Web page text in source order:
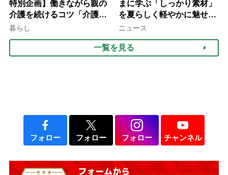
特別企画】働きながら親の
介護を続けるコツ「介護は
10年以上続くことも…3つ
みよう」【社会福祉士解
説】
暮らし
まに学ぶ「しっかり素材」
を夏らしく軽やかに魅せる
3つの着こなし法則
ニュース
一覧を見る
フォロー フォロー フォロー チャンネル